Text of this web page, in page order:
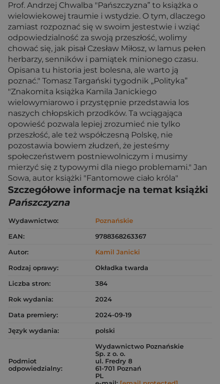
Prof. Andrzej Chwalba "Pańszczyzna” to książka o
wielowiekowej traumie i wstydzie. O tym, dlaczego
zamiast rozpoznać się w swoim jestestwie i wziąć
odpowiedzialność za swoją przeszłość, wolimy
chować się, jak pisał Czesław Miłosz, w lamus pełen
herbarzy, senników i pamiątek minionego czasu.
Opisana tu historia jest bolesna, ale warto ją
poznać." Tomasz Targański tygodnik „Polityka”
"Znakomita książka Kamila Janickiego
wielowymiarowo i przystępnie przedstawia los
naszych chłopskich przodków. Ta wciągająca
opowieść pozwala lepiej zrozumieć nie tylko
przeszłość, ale też współczesną Polskę, nie
pozostawia bowiem złudzeń, że jesteśmy
społeczeństwem postniewolniczym i musimy
mierzyć się z typowymi dla niego problemami." Jan
Sowa, autor książki "Fantomowe ciało króla"
Szczegółowe informacje na temat książki
Pańszczyzna
Wydawnictwo:
Poznańskie
EAN:
9788368263367
Autor:
Kamil Janicki
Rodzaj oprawy:
Okładka twarda
Liczba stron:
384
Rok wydania:
2024
Data premiery:
2024-09-19
Język wydania:
polski
Podmiot
odpowiedzialny:
Wydawnictwo Poznańskie
Sp. z o. o.
ul. Fredry 8
61-701 Poznań
PL